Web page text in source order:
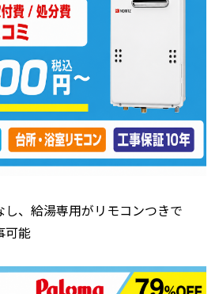
、給湯専用がリモコンつきで
可能